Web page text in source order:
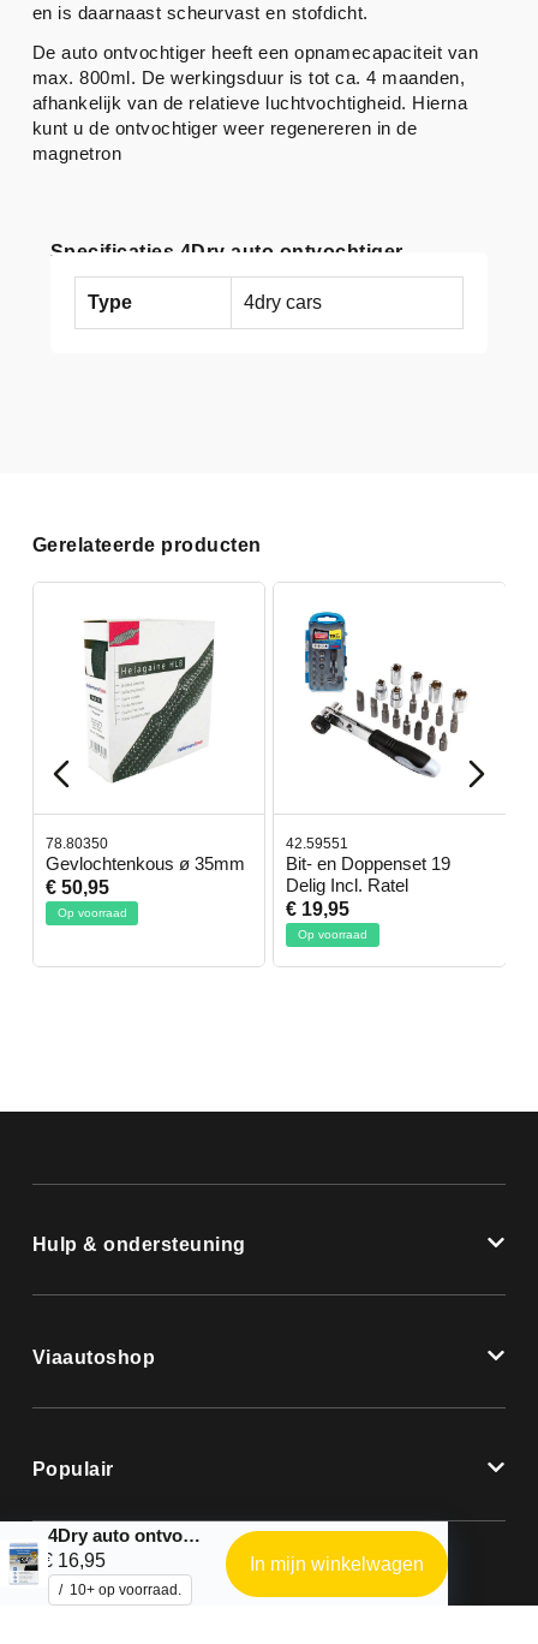
Specificaties 4Dry auto ontvochtiger
Type 4dry cars
en is daarnaast scheurvast en stofdicht.
De auto ontvochtiger heeft een opnamecapaciteit van
max. 800ml. De werkingsduur is tot ca. 4 maanden,
afhankelijk van de relatieve luchtvochtigheid. Hierna
kunt u de ontvochtiger weer regenereren in de
magnetron
Gerelateerde producten
78.80350
Gevlochtenkous ø 35mm
€ 50,95
Op voorraad
42.59551
Bit- en Doppenset 19
Delig Incl. Ratel
€ 19,95
Op voorraad
Hulp & ondersteuning
Viaautoshop
Populair
4Dry auto ontvochtiger
€ 16,95
10+ op voorraad.
In mijn winkelwagen